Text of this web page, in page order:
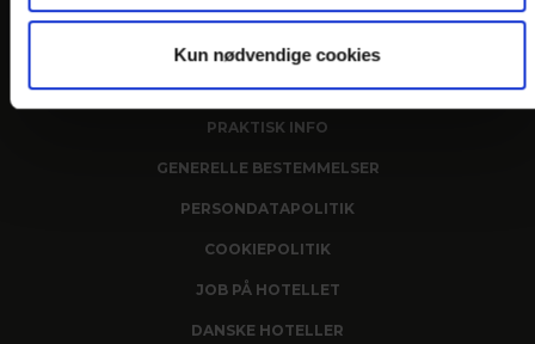
Kun nødvendige cookies
LINKS
PRAKTISK INFO
GENERELLE BESTEMMELSER
PERSONDATAPOLITIK
COOKIEPOLITIK
JOB PÅ HOTELLET
DANSKE HOTELLER